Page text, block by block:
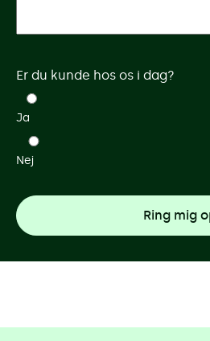
Er du kunde hos os i dag?
Ja
Nej